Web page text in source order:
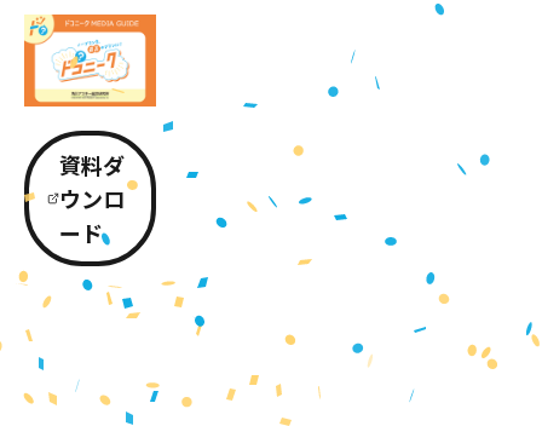
資料ダ
ウンロ
ード